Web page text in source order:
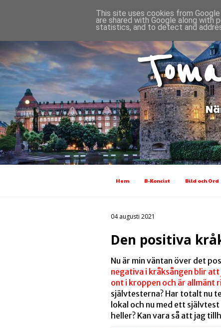
Hem B-Koncist Bild och Ord
04 augusti 2021
Den positiva
Nu är min väntan över det
negativa i kråksången blir
ont i kroppen och är allmänt
självtesterna? Har totalt nu
lokal och nu med ett
heller? Kan vara så att jag
This site uses cookies from
are shared with Google along with
statistics, and to detect and